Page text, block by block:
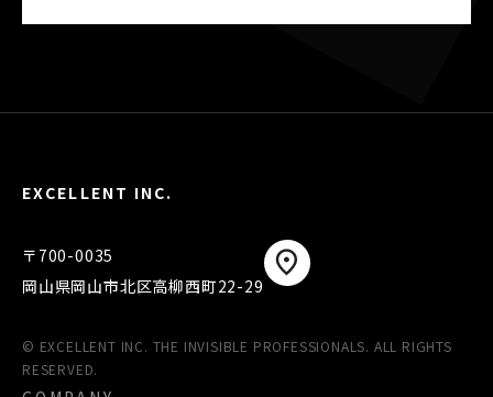
EXCELLENT INC.
〒700-0035
岡山県岡山市北区高柳西町22-29
© EXCELLENT INC. THE INVISIBLE PROFESSIONALS. ALL RIGHTS
RESERVED.